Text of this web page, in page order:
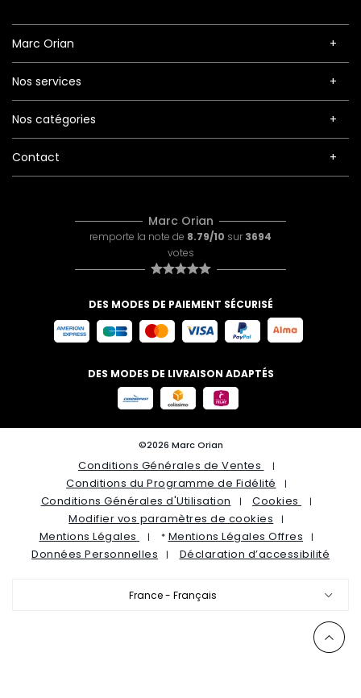
Marc Orian
Nos services
Nos catégories
Contact
Marc Orian
remporte la note de 8.79/10 sur 3694
votes
DES MODES DE PAIEMENT SÉCURISÉ
DES MODES DE LIVRAISON ADAPTÉS
©2026 Marc Orian
Conditions Générales de Ventes
Conditions du Programme de Fidélité
Conditions Générales d'Utilisation
Cookies
Modifier vos paramètres de cookies
Mentions Légales
* Mentions Légales Offres
Données Personnelles
Déclaration d’accessibilité
France - Français